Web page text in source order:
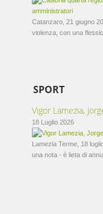
Catanzaro, 21 giugno
violenza, con una
SPORT
Vigor Lamezia,
18 Luglio 2026
Lamezia Terme, 18
una nota - è lieta di